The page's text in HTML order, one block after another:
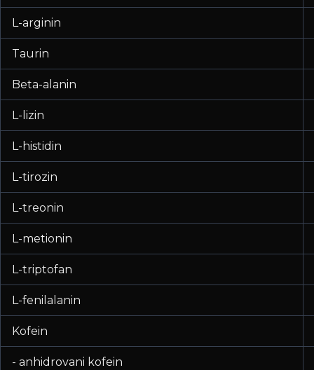
L-arginin
Taurin
Beta-alanin
L-lizin
L-histidin
L-tirozin
L-treonin
L-metionin
L-triptofan
L-fenilalanin
Kofein
- anhidrovani kofein